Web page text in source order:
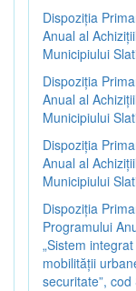
Dispoziția
Anual al
Municipiului
Dispoziția
Anual al
Municipiului
Dispoziția
Anual al
Municipiului
Dispoziția
Programului
„Sistem
mobilității
securitate”,